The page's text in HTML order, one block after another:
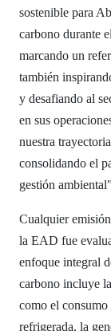
sostenible para
carbono durante
marcando un
también
y desafiando al
en sus
nuestra
consolidando el
gestión
Cualquier
la EAD fue
enfoque integral
carbono incluye
como el consumo
refrigerada, la